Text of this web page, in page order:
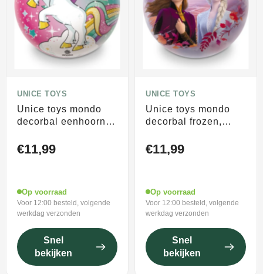
UNICE TOYS
Unice toys mondo
decorbal eenhoorn,
€11,99
Op voorraad
Voor 12:00 besteld, volgende
werkdag verzonden
Snel
bekijken
UNICE TOYS
Unice toys mondo
decorbal frozen,
€11,99
Op voorraad
Voor 12:00 besteld, volgende
werkdag verzonden
Snel
bekijken